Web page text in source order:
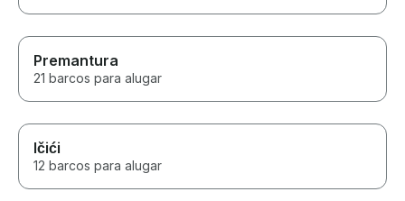
Premantura
21 barcos para alugar
Ičići
12 barcos para alugar